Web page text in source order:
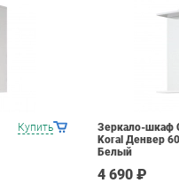
Купить
Зеркало-шкаф
Koral Денвер
Белый
4 690 ₽